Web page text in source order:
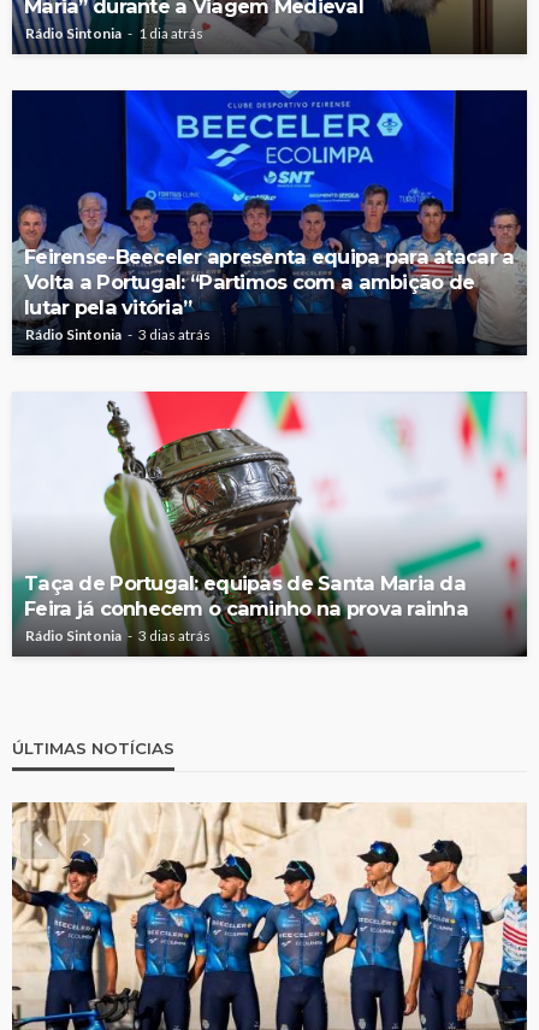
Maria” durante a Viagem Medieval
Rádio Sintonia 1 dia atrás
Feirense-Beeceler apresenta equipa para atacar a
Volta a Portugal: “Partimos com a ambição de
lutar pela vitória”
Rádio Sintonia 3 dias atrás
Taça de Portugal: equipas de Santa Maria da
Feira já conhecem o caminho na prova rainha
Rádio Sintonia 3 dias atrás
ÚLTIMAS NOTÍCIAS